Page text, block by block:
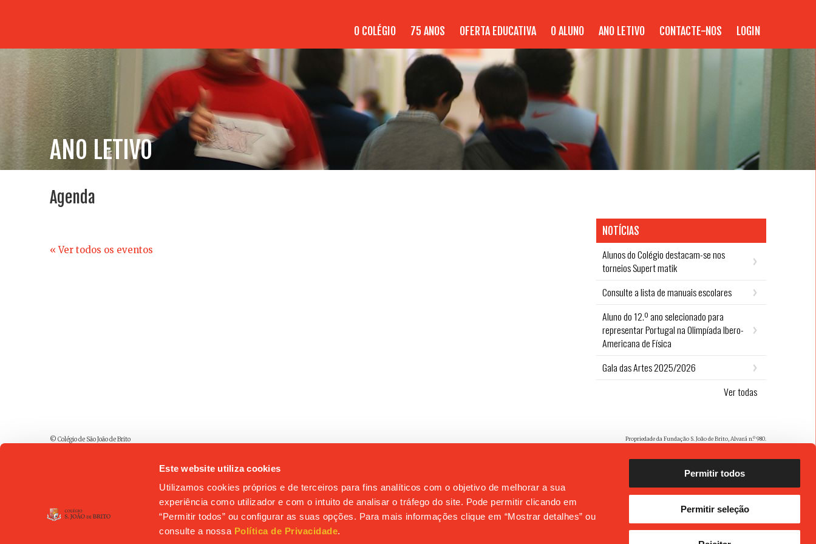
Este website utiliza cookies
Utilizamos cookies próprios e de terceiros para fins analíticos com o objetivo de melhorar a sua
experiência como utilizador e com o intuito de analisar o tráfego do site. Pode permitir clicando em
“Permitir todos” ou configurar as suas opções. Para mais informações clique em “Mostrar detalhes” ou
consulte a nossa Política de Privacidade.
Permitir todos
Permitir seleção
O COLÉGIO 75 ANOS OFERTA EDUCATIVA O ALUNO ANO LETIVO CONTACTE-NOS LOGIN
ANO LETIVO
Agenda
« Ver todos os eventos
NOTÍCIAS
Alunos do Colégio destacam-se nos
torneios Supert matik
Consulte a lista de manuais escolares
Aluno do 12.º ano selecionado para
representar Portugal na Olimpíada Ibero-
Americana de Física
Gala das Artes 2025/2026
Ver todas
© Colégio de São João de Brito Propriedade da Fundação S. João de Brito, Alvará n.º 980.